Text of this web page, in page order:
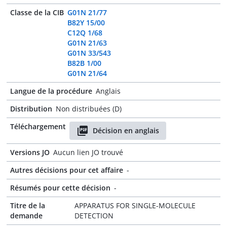
Classe de la CIB G01N 21/77
B82Y 15/00
C12Q 1/68
G01N 21/63
G01N 33/543
B82B 1/00
G01N 21/64
Langue de la procédure Anglais
Distribution Non distribuées (D)
Téléchargement
Décision en anglais
Versions JO Aucun lien JO trouvé
Autres décisions pour cet affaire -
Résumés pour cette décision -
Titre de la
demande
APPARATUS FOR SINGLE-MOLECULE
DETECTION